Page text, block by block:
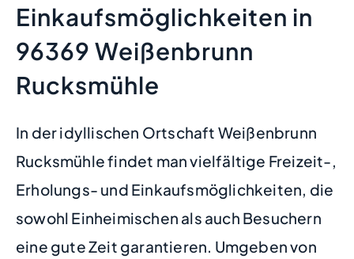
Einkaufsmöglichkeiten in
96369 Weißenbrunn
Rucksmühle
In der idyllischen Ortschaft Weißenbrunn
Rucksmühle findet man vielfältige Freizeit-,
Erholungs- und Einkaufsmöglichkeiten, die
sowohl Einheimischen als auch Besuchern
eine gute Zeit garantieren. Umgeben von